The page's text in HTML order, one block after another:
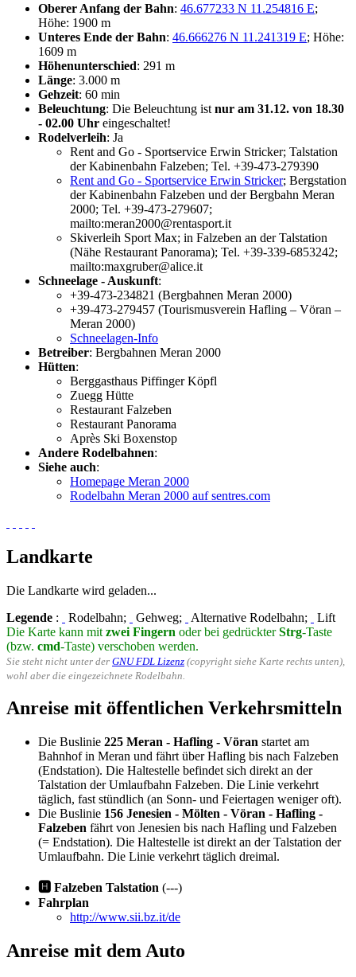
Oberer Anfang der Bahn: 46.677233 N 11.254816 E;
Höhe: 1900 m
Unteres Ende der Bahn: 46.666276 N 11.241319 E; Höhe:
1609 m
Höhenunterschied: 291 m
Länge: 3.000 m
Gehzeit: 60 min
Beleuchtung: Die Beleuchtung ist nur am 31.12. von 18.30
- 02.00 Uhr eingeschaltet!
Rodelverleih: Ja
Rent and Go - Sportservice Erwin Stricker; Talstation
der Kabinenbahn Falzeben; Tel. +39-473-279390
Rent and Go - Sportservice Erwin Stricker; Bergstation
der Kabinenbahn Falzeben und der Bergbahn Meran
2000; Tel. +39-473-279607;
mailto:meran2000@rentasport.it
Skiverleih Sport Max; in Falzeben an der Talstation
(Nähe Restaurant Panorama); Tel. +39-339-6853242;
mailto:maxgruber@alice.it
Schneelage - Auskunft:
+39-473-234821 (Bergbahnen Meran 2000)
+39-473-279457 (Tourismusverein Hafling – Vöran –
Meran 2000)
Schneelagen-Info
Betreiber: Bergbahnen Meran 2000
Hütten:
Berggasthaus Piffinger Köpfl
Zuegg Hütte
Restaurant Falzeben
Restaurant Panorama
Après Ski Boxenstop
Andere Rodelbahnen:
Siehe auch:
Homepage Meran 2000
Rodelbahn Meran 2000 auf sentres.com
Landkarte
Die Landkarte wird geladen...
Legende : Rodelbahn; Gehweg; Alternative Rodelbahn;
Lift
Die Karte kann mit zwei Fingern oder bei gedrückterStrg-Taste
(bzw. cmd-Taste) verschoben werden.
Sie steht nicht unter der GNU FDL Lizenz (copyright siehe Karte rechts unten),
wohl aber die eingezeichnete Rodelbahn.
Anreise mit öffentlichen Verkehrsmitteln
Die Buslinie 225 Meran - Hafling - Vöran startet am
Bahnhof in Meran und fährt über Hafling bis nach Falzeben
(Endstation). Die Haltestelle befindet sich direkt an der
Talstation der Umlaufbahn Falzeben. Die Linie verkehrt
täglich, fast stündlich (an Sonn- und Feiertagen weniger oft).
Die Buslinie 156 Jenesien - Mölten - Vöran - Hafling -
Falzeben fährt von Jenesien bis nach Hafling und Falzeben
(= Endstation). Die Haltestelle ist direkt an der Talstation der
Umlaufbahn. Die Linie verkehrt täglich dreimal.
🅷 Falzeben Talstation (---)
Fahrplan
http://www.sii.bz.it/de
Anreise mit dem Auto